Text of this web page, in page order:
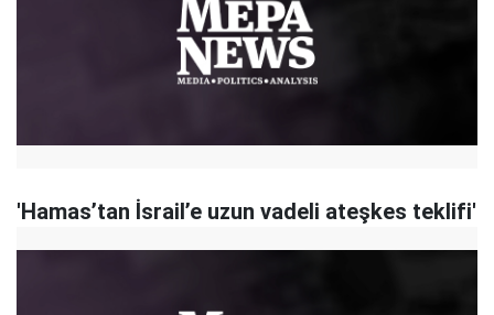
'Hamas’tan İsrail’e uzun vadeli ateşkes teklifi'